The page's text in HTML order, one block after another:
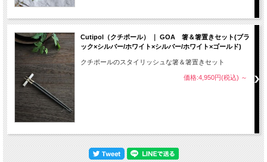
Cutipol（クチポール） ｜ GOA 箸＆箸置きセット(ブラ
ック×シルバー/ホワイト×シルバー/ホワイト×ゴールド)
クチポールのスタイリッシュな箸＆箸置きセット
価格:4,950円(税込) ～